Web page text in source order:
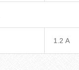
1.2 А